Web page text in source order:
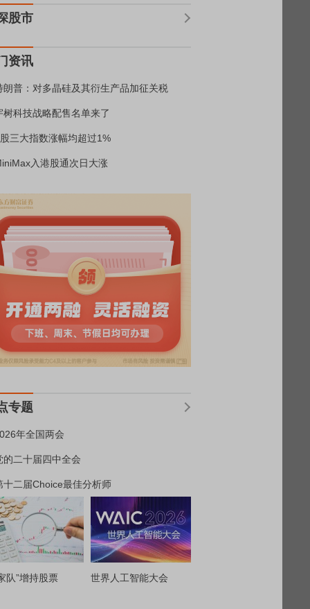
股市
资讯
朗普：对多晶硅及其衍生产品加征关税
树科技战略配售名单来了
三大指数涨幅均超过1%
入港股通次日大涨
专题
年全国两会
的二十届四中全会
十二届Choice最佳分析师
队”增持股票 世界人工智能大会